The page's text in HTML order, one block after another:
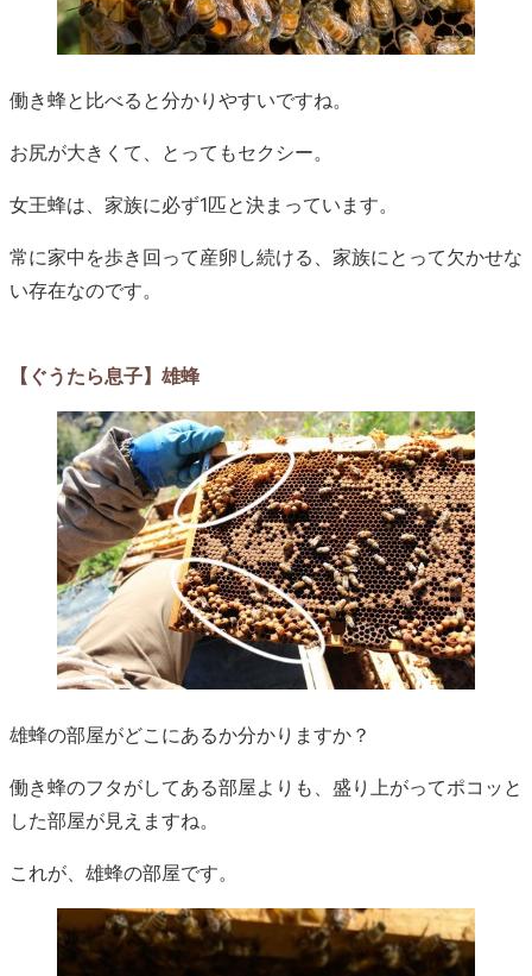
働き蜂と比べると分かりやすいですね。
お尻が大きくて、とってもセクシー。
女王蜂は、家族に必ず1匹と決まっています。
常に家中を歩き回って産卵し続ける、家族にとって欠かせな
い存在なのです。
【ぐうたら息子】雄蜂
雄蜂の部屋がどこにあるか分かりますか？
働き蜂のフタがしてある部屋よりも、盛り上がってポコッと
した部屋が見えますね。
これが、雄蜂の部屋です。